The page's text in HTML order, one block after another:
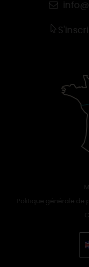
Politique générale de